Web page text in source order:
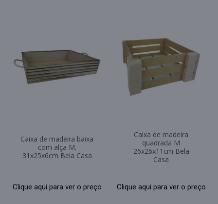
Caixa de madeira baixa
com alça M.
31x25x6cm Bela Casa
Clique aqui para ver o preço
Caixa de madeira
quadrada M
26x26x11cm Bela
Casa
Clique aqui para ver o preço